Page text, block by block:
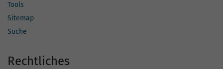
Tools
Sitemap
Suche
Rechtliches